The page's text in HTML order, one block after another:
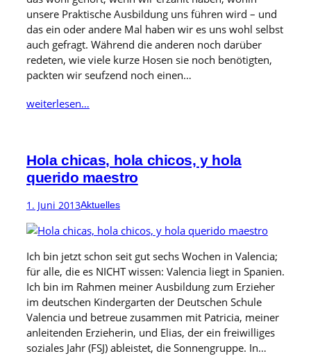
unsere Praktische Ausbildung uns führen wird – und
das ein oder andere Mal haben wir es uns wohl selbst
auch gefragt. Während die anderen noch darüber
redeten, wie viele kurze Hosen sie noch benötigten,
packten wir seufzend noch einen…
weiterlesen…
Hola chicas, hola chicos, y hola
querido maestro
1. Juni 2013Aktuelles
Ich bin jetzt schon seit gut sechs Wochen in Valencia;
für alle, die es NICHT wissen: Valencia liegt in Spanien.
Ich bin im Rahmen meiner Ausbildung zum Erzieher
im deutschen Kindergarten der Deutschen Schule
Valencia und betreue zusammen mit Patricia, meiner
anleitenden Erzieherin, und Elias, der ein freiwilliges
soziales Jahr (FSJ) ableistet, die Sonnengruppe. In…